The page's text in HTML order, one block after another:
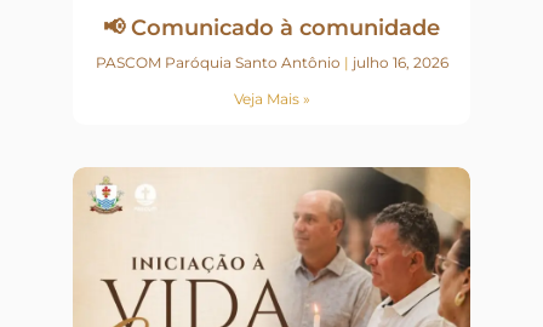
📢 Comunicado à comunidade
PASCOM Paróquia Santo Antônio
julho 16, 2026
Veja Mais »